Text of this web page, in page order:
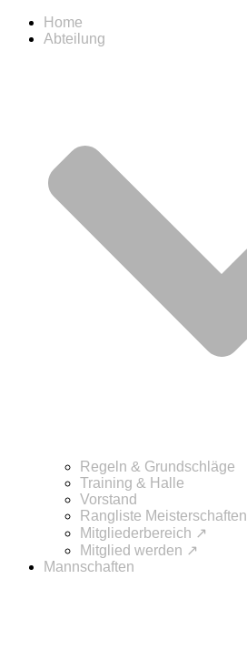
Home
Abteilung
Regeln & Grundschläge
Training & Halle
Vorstand
Rangliste Meisterschaften
Mitgliederbereich ↗
Mitglied werden ↗
Mannschaften